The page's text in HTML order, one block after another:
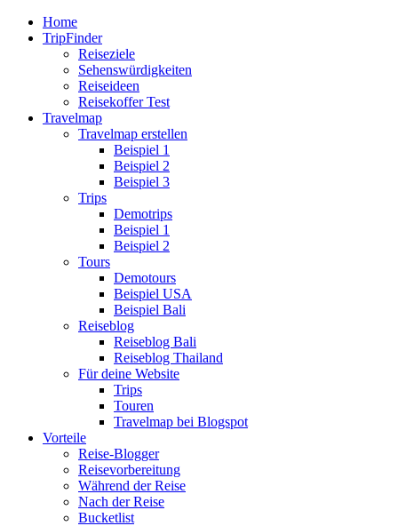
Home
TripFinder
Reiseziele
Sehenswürdigkeiten
Reiseideen
Reisekoffer Test
Travelmap
Travelmap erstellen
Beispiel 1
Beispiel 2
Beispiel 3
Trips
Demotrips
Beispiel 1
Beispiel 2
Tours
Demotours
Beispiel USA
Beispiel Bali
Reiseblog
Reiseblog Bali
Reiseblog Thailand
Für deine Website
Trips
Touren
Travelmap bei Blogspot
Vorteile
Reise-Blogger
Reisevorbereitung
Während der Reise
Nach der Reise
Bucketlist